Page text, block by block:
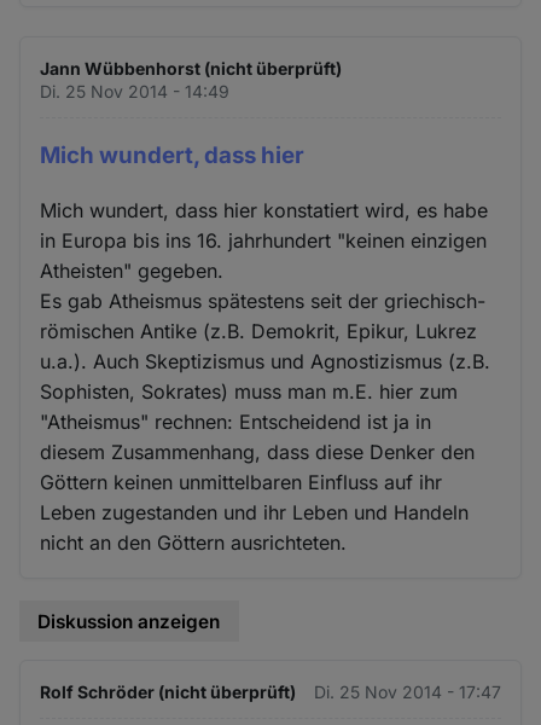
Jann Wübbenhorst (nicht überprüft)
Di. 25 Nov 2014 - 14:49
Mich wundert, dass hier
Mich wundert, dass hier konstatiert wird, es habe
in Europa bis ins 16. jahrhundert "keinen einzigen
Atheisten" gegeben.
Es gab Atheismus spätestens seit der griechisch-
römischen Antike (z.B. Demokrit, Epikur, Lukrez
u.a.). Auch Skeptizismus und Agnostizismus (z.B.
Sophisten, Sokrates) muss man m.E. hier zum
"Atheismus" rechnen: Entscheidend ist ja in
diesem Zusammenhang, dass diese Denker den
Göttern keinen unmittelbaren Einfluss auf ihr
Leben zugestanden und ihr Leben und Handeln
nicht an den Göttern ausrichteten.
Diskussion anzeigen
Rolf Schröder (nicht überprüft) Di. 25 Nov 2014 - 17:47